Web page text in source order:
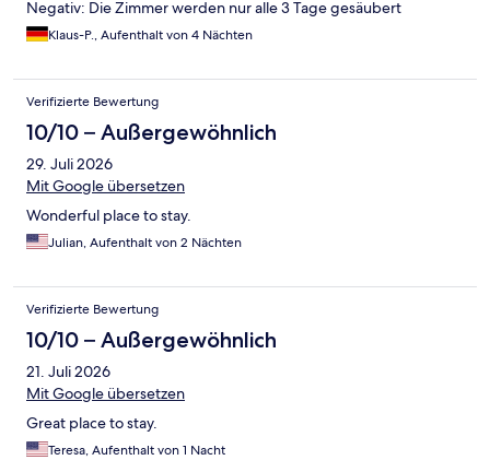
Negativ: Die Zimmer werden nur alle 3 Tage gesäubert
Klaus-P., Aufenthalt von 4 Nächten
Verifizierte Bewertung
10/10 – Außergewöhnlich
29. Juli 2026
Mit Google übersetzen
Wonderful place to stay.
Julian, Aufenthalt von 2 Nächten
Verifizierte Bewertung
10/10 – Außergewöhnlich
21. Juli 2026
Mit Google übersetzen
Great place to stay.
Teresa, Aufenthalt von 1 Nacht